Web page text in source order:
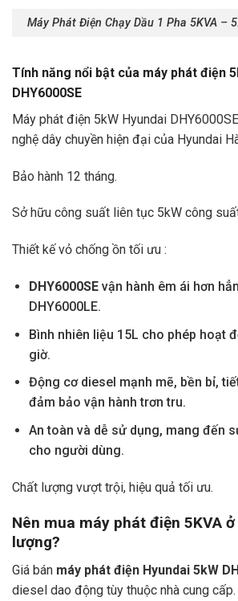
Máy Phát Điện Chạy Dầu 1 Pha 5KVA –
Tính năng nổi bật của máy phát điện
DHY6000SE
Máy phát điện 5kW Hyundai
nghệ dây chuyền hiện đại của Hyundai
Bảo hành 12 tháng.
Sở hữu công suất liên tục 5kW công
Thiết kế vỏ chống ồn tối ưu :
DHY6000SEvận hành êm ái hơn
DHY6000LE.
Bình nhiên liệu 15L cho phép hoạt
giờ.
Động cơ diesel mạnh mẽ, bền bỉ,
đảm bảo vận hành trơn tru.
An toàn và dễ sử dụng, mang đến
cho người dùng.
Chất lượng vượt trội, hiệu quả tối ưu.
Nên mua máy phát điện 5KVA
lượng?
Giá bán máy phát điện Hyundai 5kW
diesel dao động tùy thuộc nhà cung